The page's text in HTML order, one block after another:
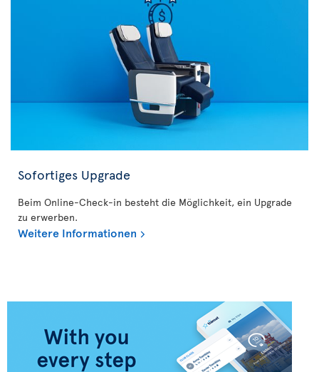
Sofortiges Upgrade
Beim Online-Check-in besteht die Möglichkeit, ein Upgrade
zu erwerben.
Weitere Informationen